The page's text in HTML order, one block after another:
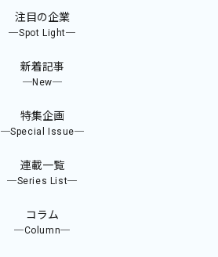
注目の企業
─Spot Light─
新着記事
─New─
特集企画
─Special Issue─
連載一覧
─Series List─
コラム
─Column─